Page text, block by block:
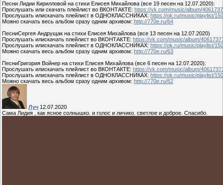
Песни Лидии Кирилловой на стихи Елисея Михайлова (все 19 песен на 12.07.2020):
Прослушать или скачать плейлист во ВКОНТАКТЕ: https://vk.com/music/album/
Прослушать илискачать плейлист в ОДНОКЛАССНИКАХ: https://ok.ru/music/playlist/
Можно скачать весь альбом сразу одним архивом: http://770e.ru/64
ПесниСергея Андрущак на стихи Елисея Михайлова (все 13 песен на 12.07.2020)
Прослушать илискачать плейлист во ВКОНТАКТЕ: https://vk.com/music/album/
Прослушать илискачать плейлист в ОДНОКЛАССНИКАХ: https://ok.ru/music/playlist/
Можно скачать весь альбом сразу одним архивом: http://770e.ru/63
ПесниГригория Войнер на стихи Елисея Михайлова (все 6 песен на 12.07.2020):
Прослушать илискачать плейлист во ВКОНТАКТЕ: https://vk.com/music/album/
Прослушать илискачать плейлист в ОДНОКЛАССНИКАХ: https://ok.ru/music/playlist/
Можно скачать весь альбом сразу одним архивом: http://770e.ru/62
Луч 12.07.2020
Сама Лидия , как ясное солнышко. и голос и личико. светлое и доброе. Спасибо.